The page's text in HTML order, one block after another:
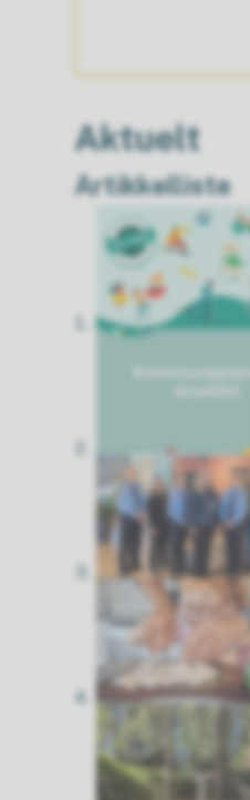
Aktuelt
Artikkelliste